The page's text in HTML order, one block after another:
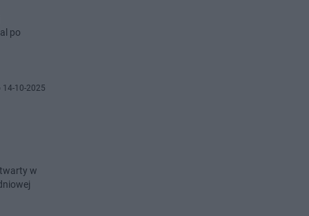
po
14-10-2025
w